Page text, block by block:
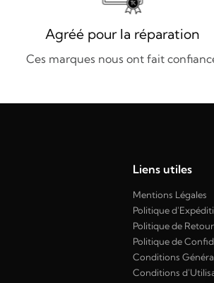
Agréé pour la réparation
Ces marques nous ont fait
Liens utiles
Mentions Légales
Politique
Politique de Retour
Politique de
Conditions
Conditions